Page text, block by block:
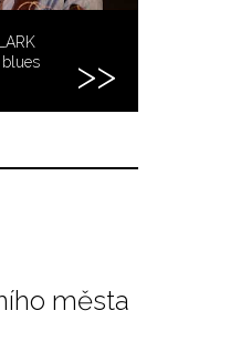
blues
města